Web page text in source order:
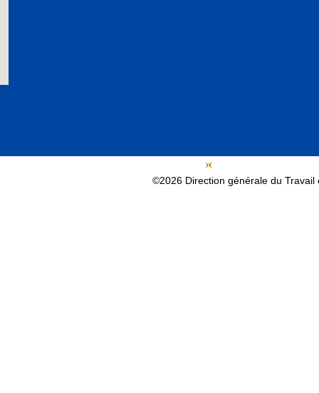
©2026 Direction générale du Travail